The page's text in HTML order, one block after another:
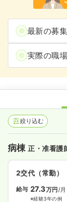
最新の募
実際の職
絞り込む
病棟正・准看護
2交代（常勤）
給与 27.3万円/月
※経験3年の例